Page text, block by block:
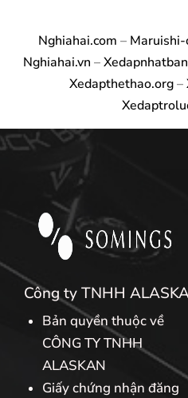
Nghiahai.com – Maruishi-
Nghiahai.vn –
Xedapthethao.org–
Công ty TNHH
Bản quyền thuộc về
CÔNG TY TNHH
ALASKAN
Giấy chứng nhận đăng